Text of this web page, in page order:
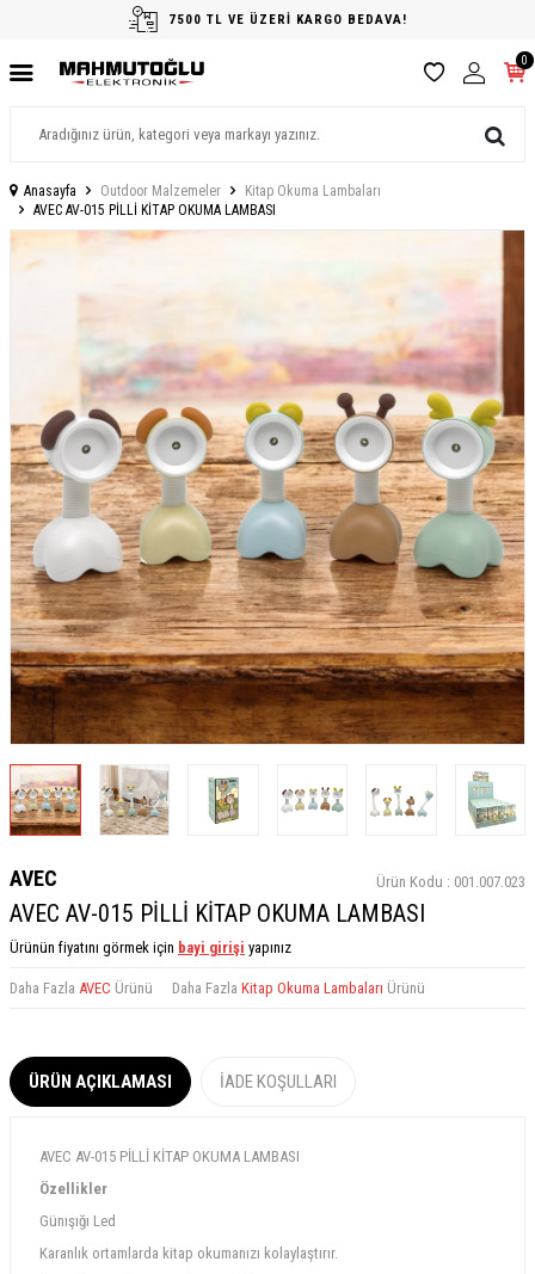
7500 TL VE ÜZERİ KARGO BEDAVA!
0
Anasayfa Outdoor Malzemeler
Kitap Okuma Lambaları
AVEC AV-015 PİLLİ KİTAP OKUMA LAMBASI
AVEC Ürün Kodu : 001.007.023
AVEC AV-015 PİLLİ KİTAP OKUMA LAMBASI
Ürünün fiyatını görmek için bayi girişi yapınız
Daha Fazla AVEC Ürünü Daha Fazla Kitap Okuma Lambaları Ürünü
ÜRÜN AÇIKLAMASI İADE KOŞULLARI
AVEC AV-015 PİLLİ KİTAP OKUMA LAMBASI
Özellikler
Günışığı Led
Karanlık ortamlarda kitap okumanızı kolaylaştırır.